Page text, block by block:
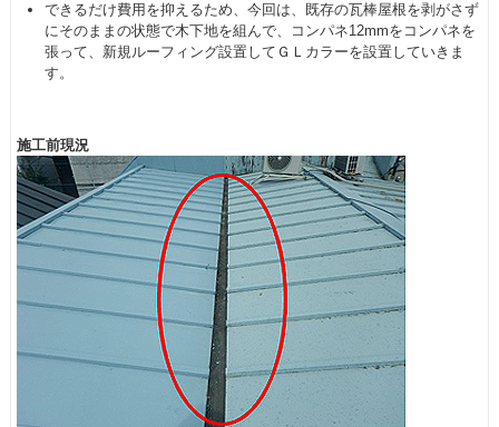
できるだけ費用を抑えるため、今回は、既存の瓦棒屋根を剥がさず
にそのままの状態で木下地を組んで、コンパネ12mmをコンパネを
張って、新規ルーフィング設置してＧＬカラーを設置していきま
す。
施工前現況